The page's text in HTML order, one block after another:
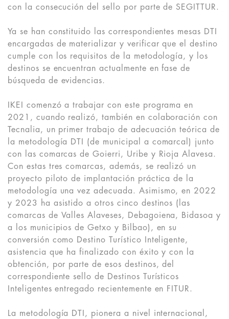
con la consecución del sello por parte de SEGITTUR.
Ya se han constituido las correspondientes mesas DTI
encargadas de materializar y verificar que el destino
cumple con los requisitos de la metodología, y los
destinos se encuentran actualmente en fase de
búsqueda de evidencias.
IKEI comenzó a trabajar con este programa en
2021, cuando realizó, también en colaboración con
Tecnalia, un primer trabajo de adecuación teórica de
la metodología DTI (de municipal a comarcal) junto
con las comarcas de Goierri, Uribe y Rioja Alavesa.
Con estas tres comarcas, además, se realizó un
proyecto piloto de implantación práctica de la
metodología una vez adecuada. Asimismo, en 2022
y 2023 ha asistido a otros cinco destinos (las
comarcas de Valles Alaveses, Debagoiena, Bidasoa y
a los municipios de Getxo y Bilbao), en su
conversión como Destino Turístico Inteligente,
asistencia que ha finalizado con éxito y con la
obtención, por parte de esos destinos, del
correspondiente sello de Destinos Turísticos
Inteligentes entregado recientemente en FITUR.
La metodología DTI, pionera a nivel internacional,